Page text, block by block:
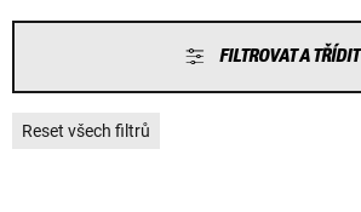
FILTROVAT A TŘÍDIT
Reset všech filtrů